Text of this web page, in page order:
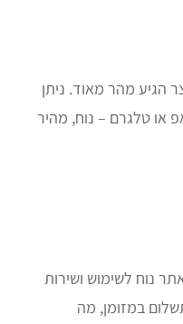
מהר מאוד. ניתן
או טלגרם – נוח, מהיר
נוח לשימוש ושירות
במזומן, מה